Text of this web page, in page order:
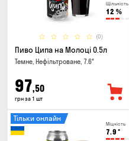
Щільність
12 %
(0)
Пиво Ципа на Молоці 0.5л
Темне, Нефільтроване, 7.6°
97,50
грн за 1 шт
Міцність
7.9 °
Тільки онлайн